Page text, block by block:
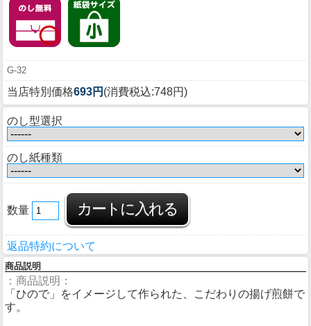
G-32
当店特別価格693円 (消費税込:748円)
のし型選択
のし紙種類
数量
返品特約について
商品説明
：商品説明：
「ひので」をイメージして作られた、こだわりの揚げ煎餅で
す。